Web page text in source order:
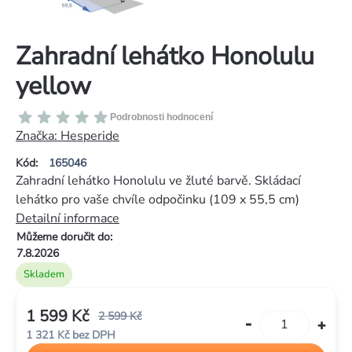
Zahradní lehátko Honolulu
yellow
Kód: 165046
Průměrné
hodnocení
produktu
je
0,0
z
5
hvězdiček.
Podrobnosti hodnocení
Značka: Hesperide
Skladem
Můžeme doručit do:
7.8.2026
Zahradní lehátko Honolulu ve žluté barvě. Skládací
lehátko pro vaše chvíle odpočinku (109 x 55,5 cm)
Detailní informace
2 599 Kč
1 599 Kč
1 321 Kč bez DPH